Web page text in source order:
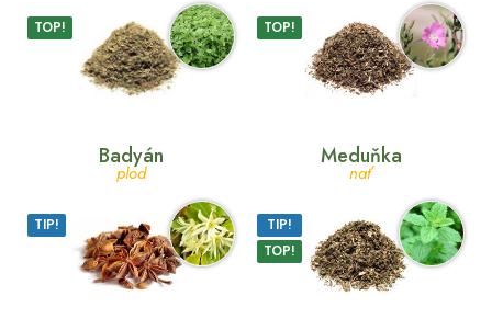
TOP! TOP!
Badyán
plod
TIP!
Meduňka
nať
TIP!
TOP!